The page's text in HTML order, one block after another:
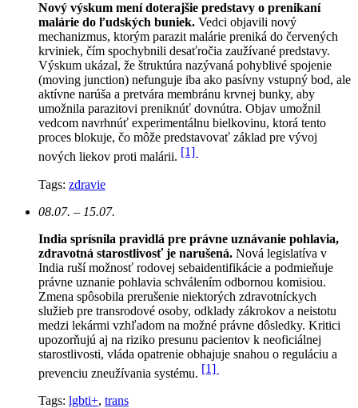
Nový výskum mení doterajšie predstavy o prenikaní
malárie do ľudských buniek. Vedci objavili nový
mechanizmus, ktorým parazit malárie preniká do červených
krviniek, čím spochybnili desaťročia zaužívané predstavy.
Výskum ukázal, že štruktúra nazývaná pohyblivé spojenie
(moving junction) nefunguje iba ako pasívny vstupný bod, ale
aktívne narúša a pretvára membránu krvnej bunky, aby
umožnila parazitovi preniknúť dovnútra. Objav umožnil
vedcom navrhnúť experimentálnu bielkovinu, ktorá tento
proces blokuje, čo môže predstavovať základ pre vývoj
nových liekov proti malárii. [1]
Tags: zdravie
08.07. – 15.07.
India sprísnila pravidlá pre právne uznávanie pohlavia,
zdravotná starostlivosť je narušená. Nová legislatíva v
India ruší možnosť rodovej sebaidentifikácie a podmieňuje
právne uznanie pohlavia schválením odbornou komisiou.
Zmena spôsobila prerušenie niektorých zdravotníckych
služieb pre transrodové osoby, odklady zákrokov a neistotu
medzi lekármi vzhľadom na možné právne dôsledky. Kritici
upozorňujú aj na riziko presunu pacientov k neoficiálnej
starostlivosti, vláda opatrenie obhajuje snahou o reguláciu a
prevenciu zneužívania systému. [1]
Tags: lgbti+, trans